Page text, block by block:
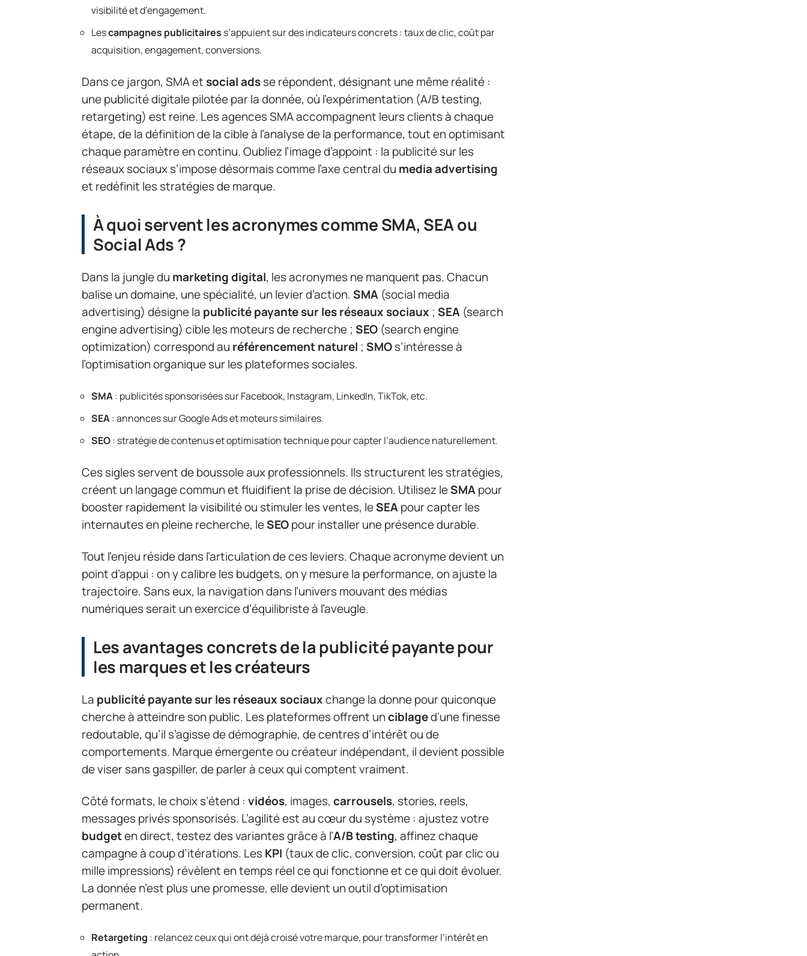
visibilité et d’engagement.
Lescampagnes publicitaires s’appuient sur des indicateurs concrets : taux de clic, coût par
acquisition, engagement, conversions.
Dans ce jargon, SMA et social adsse répondent, désignant une même réalité :
une publicité digitale pilotée par la donnée, où l’expérimentation (A/B testing,
retargeting) est reine. Les agences SMA accompagnent leurs clients à chaque
étape, de la définition de la cible à l’analyse de la performance, tout en optimisant
chaque paramètre en continu. Oubliez l’image d’appoint : la publicité sur les
réseaux sociaux s’impose désormais comme l’axe central du media advertising
et redéfinit les stratégies de marque.
À quoi servent les acronymes comme SMA, SEA ou
Social Ads ?
Dans la jungle du marketing digital, les acronymes ne manquent pas. Chacun
balise un domaine, une spécialité, un levier d’action.SMA (social media
advertising) désigne la publicité payante sur les réseaux sociaux ; SEA (search
engine advertising) cible les moteurs de recherche ; SEO (search engine
optimization) correspond au référencement naturel ; SMOs’intéresse à
l’optimisation organique sur les plateformes sociales.
SMA: publicités sponsorisées sur Facebook, Instagram, LinkedIn, TikTok, etc.
SEA: annonces sur Google Ads et moteurs similaires.
SEO: stratégie de contenus et optimisation technique pour capter l’audience naturellement.
Ces sigles servent de boussole aux professionnels. Ils structurent les stratégies,
créent un langage commun et fluidifient la prise de décision. Utilisez leSMApour
booster rapidement la visibilité ou stimuler les ventes, leSEApour capter les
internautes en pleine recherche, leSEOpour installer une présence durable.
Tout l’enjeu réside dans l’articulation de ces leviers. Chaque acronyme devient un
point d’appui : on y calibre les budgets, on y mesure la performance, on ajuste la
trajectoire. Sans eux, la navigation dans l’univers mouvant des médias
numériques serait un exercice d’équilibriste à l’aveugle.
Les avantages concrets de la publicité payante pour
les marques et les créateurs
La publicité payante sur les réseaux sociauxchange la donne pour quiconque
cherche à atteindre son public. Les plateformes offrent unciblaged’une finesse
redoutable, qu’il s’agisse de démographie, de centres d’intérêt ou de
comportements. Marque émergente ou créateur indépendant, il devient possible
de viser sans gaspiller, de parler à ceux qui comptent vraiment.
Côté formats, le choix s’étend : vidéos, images, carrousels, stories, reels,
messages privés sponsorisés. L’agilité est au cœur du système : ajustez votre
budgeten direct, testez des variantes grâce à l’A/B testing, affinez chaque
campagne à coup d’itérations. LesKPI (taux de clic, conversion, coût par clic ou
mille impressions) révèlent en temps réel ce qui fonctionne et ce qui doit évoluer.
La donnée n’est plus une promesse, elle devient un outil d’optimisation
permanent.
Retargeting : relancez ceux qui ont déjà croisé votre marque, pour transformer l’intérêt en